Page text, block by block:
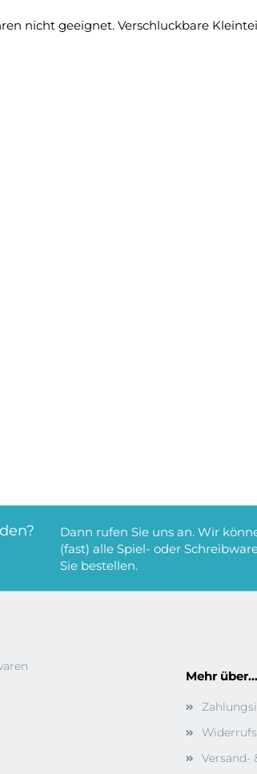
nicht geeignet. Verschluckbare
Dann rufen Sie uns an. Wir
(fast) alle Spiel- oder
Sie bestellen.
Mehr über...
Versand-